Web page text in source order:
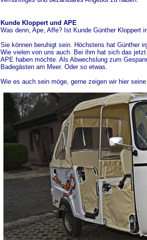
Kunde Kloppert und APE
Was denn, Ape, Affe? Ist Kunde Günther Kloppert
Sie können beruhigt sein. Höchstens hat Günther
Wie vielen von uns auch. Bei ihm hat sich das
APE haben möchte. Als Abwechslung zum
Badegästen am Meer. Oder so etwas.
Wie es auch sein möge, gerne zeigen wir hier